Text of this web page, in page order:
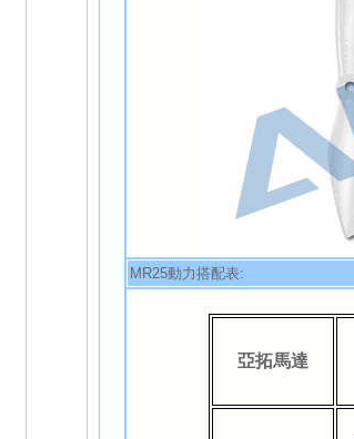
MR25動力搭配表:
亞拓馬達